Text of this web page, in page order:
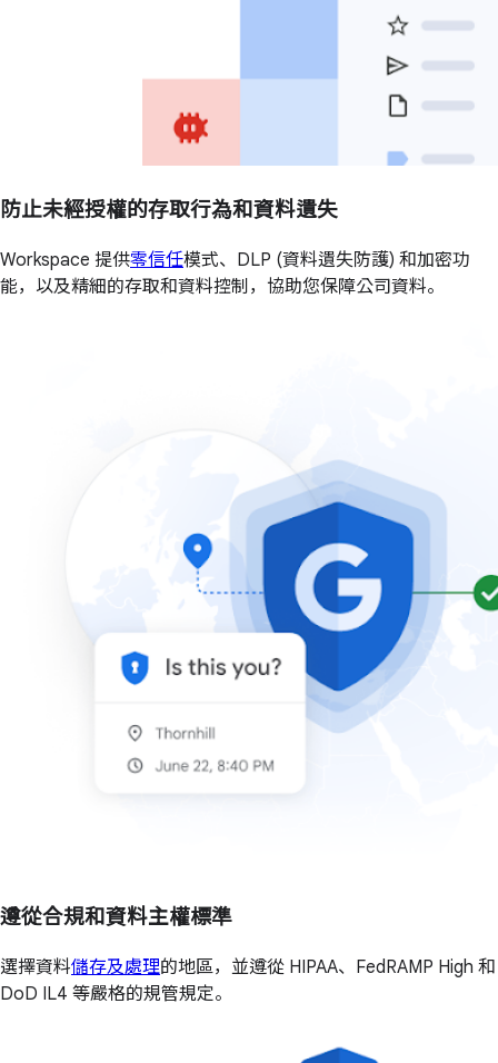
防止未經授權的存取行為和資料遺失
Workspace 提供零信任模式、DLP (資料遺失防護) 和加密功
能，以及精細的存取和資料控制，協助您保障公司資料。
遵從合規和資料主權標準
選擇資料儲存及處理的地區，並遵從 HIPAA、FedRAMP High 和
DoD IL4 等嚴格的規管規定。